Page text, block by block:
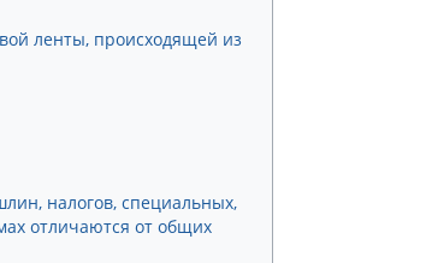
ленты, происходящей из
налогов, специальных,
отличаются от общих